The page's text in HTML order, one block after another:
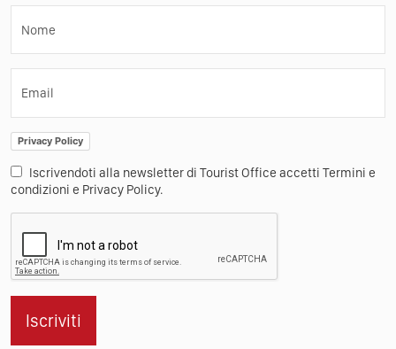
Nome
Email
Privacy Policy
Iscrivendoti alla newsletter di Tourist Office accetti Termini e
condizioni e Privacy Policy.
Iscriviti